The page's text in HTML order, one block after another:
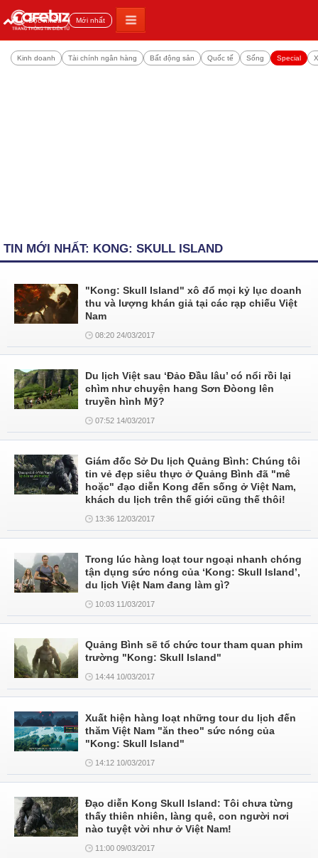
Đọc nhiều Mới nhất
Kinh doanh Tài chính ngân hàng Bất động sản Quốc tế Sống Special
TIN MỚI NHẤT: KONG: SKULL ISLAND
"Kong: Skull Island" xô đổ mọi kỷ lục doanh
thu và lượng khán giả tại các rạp chiếu Việt
Nam
08:20 24/03/2017
Du lịch Việt sau ‘Đảo Đầu lâu’ có nổi rồi lại
chìm như chuyện hang Sơn Đòong lên
truyền hình Mỹ?
07:52 14/03/2017
Giám đốc Sở Du lịch Quảng Bình: Chúng tôi
tin vẻ đẹp siêu thực ở Quảng Bình đã "mê
hoặc" đạo diễn Kong đến sống ở Việt Nam,
khách du lịch trên thế giới cũng thế thôi!
13:36 12/03/2017
Trong lúc hàng loạt tour ngoại nhanh chóng
tận dụng sức nóng của ‘Kong: Skull Island’,
du lịch Việt Nam đang làm gì?
10:03 11/03/2017
Quảng Bình sẽ tổ chức tour tham quan phim
trường "Kong: Skull Island"
14:44 10/03/2017
Xuất hiện hàng loạt những tour du lịch đến
thăm Việt Nam "ăn theo" sức nóng của
"Kong: Skull Island"
14:12 10/03/2017
Đạo diễn Kong Skull Island: Tôi chưa từng
thấy thiên nhiên, làng quê, con người nơi
nào tuyệt vời như ở Việt Nam!
11:00 09/03/2017